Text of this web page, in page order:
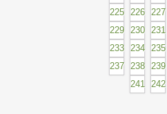
225
226 227
229
230 231
233
234 235
237
238 239
241
242